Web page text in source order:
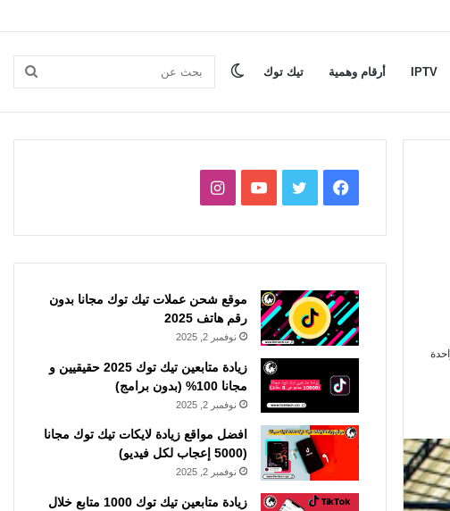
IPTV أرقام وهمية تيك توك بحث الوضع
فيسبوكتويتر يوتيوبانستقرام
موقع شحن عملات تيك توك مجانا بدون
رقم هاتف 2025
نوفمبر 2, 2025
زيادة متابعين تيك توك 2025 حقيقيين و
مجانا 100% (بدون برامج)
نوفمبر 2, 2025
افضل مواقع زيادة لايكات تيك توك مجانا
(5000 إعجاب لكل فيديو)
نوفمبر 2, 2025
زيادة متابعين تيك توك 1000 متابع خلال